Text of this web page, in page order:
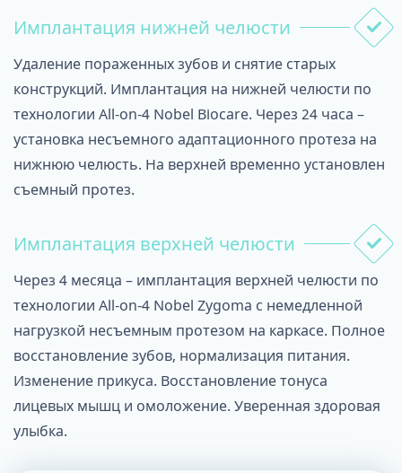
Имплантация нижней челюсти
Удаление пораженных зубов и снятие старых
конструкций. Имплантация на нижней челюсти по
технологии All-on-4 Nobel Biocare. Через 24 часа –
установка несъемного адаптационного протеза на
нижнюю челюсть. На верхней временно установлен
съемный протез.
Имплантация верхней челюсти
Через 4 месяца – имплантация верхней челюсти по
технологии All-on-4 Nobel Zygoma с немедленной
нагрузкой несъемным протезом на каркасе. Полное
восстановление зубов, нормализация питания.
Изменение прикуса. Восстановление тонуса
лицевых мышц и омоложение. Уверенная здоровая
улыбка.